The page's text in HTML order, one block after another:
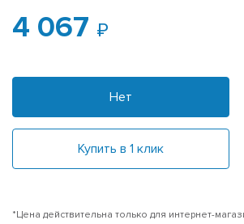
4 067
Нет
Купить в 1 клик
*Цена действительна только для интернет-